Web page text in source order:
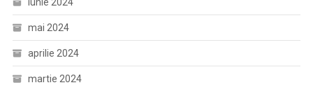
mai 2024
aprilie 2024
martie 2024